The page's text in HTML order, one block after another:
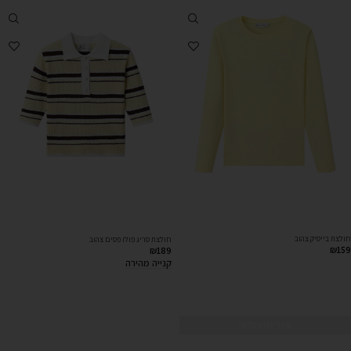
חולצת בייסיק צהוב
₪159
חולצת סריג פולו פסים צהוב
₪189
קנייה מהירה